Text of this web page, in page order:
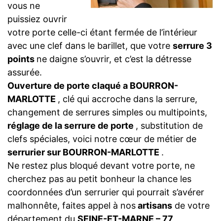
vous ne
puissiez ouvrir
votre porte celle-ci étant fermée de l’intérieur
avec une clef dans le barillet, que votre serrure 3
points ne daigne s’ouvrir, et c’est la détresse
assurée.
Ouverture de porte claqué a BOURRON-
MARLOTTE , clé qui accroche dans la serrure,
changement de serrures simples ou multipoints,
réglage de la serrure de porte , substitution de
clefs spéciales, voici notre cœur de métier de
serrurier sur BOURRON-MARLOTTE .
Ne restez plus bloqué devant votre porte, ne
cherchez pas au petit bonheur la chance les
coordonnées d’un serrurier qui pourrait s’avérer
malhonnête, faites appel à nosartisans de votre
département du SEINE-ET-MARNE – 77